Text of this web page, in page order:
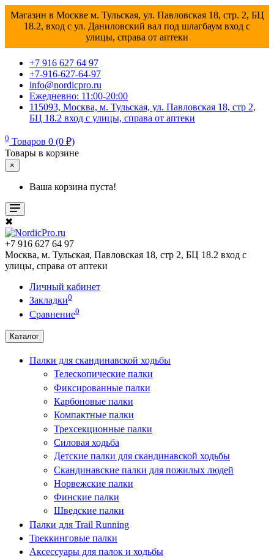
Магазин в Москве м. Тульская, ул. Павловская 18, стр. 2, БЦ
18.2, вход с ул. Даниловский вал под шлагбаум вход с
улицы, справа от аптеки
+7 916 627 64 97
+7-916-627-64-97
info@nordicpro.ru
Ежедневно: 11:00-20:00
115093, Москва, м. Тульская, ул. Павловская 18, стр 2,
БЦ 18.2 вход с улицы, справа от аптеки
0 Товаров 0 (0 ₽)
Товары в корзине
×
Ваша корзина пуста!
✖
+7 916 627 64 97
Москва, м. Тульская, Павловская 18, стр 2, БЦ 18.2 вход с
улицы, справа от аптеки
Личный кабинет
Закладки0
Сравнение0
Каталог
Палки для скандинавской ходьбы
Телескопические палки
Фиксированные палки
Карбоновые палки
Компактные палки
Трехсекционные палки
Силовая ходьба
Детские палки для скандинавской ходьбы
Скандинавские палки для пожилых людей
Норвежские палки
Финские палки
Шведские палки
Палки для Trail Running
Треккинговые палки
Аксессуары для палок и ходьбы